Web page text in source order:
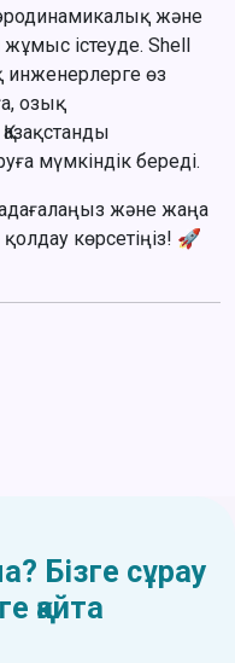
және
істеуде. Shell
инженерлерге өз
озық
мүмкіндік береді.
және жаңа
көрсетіңіз! 🚀
Бізге сұрау
қайта